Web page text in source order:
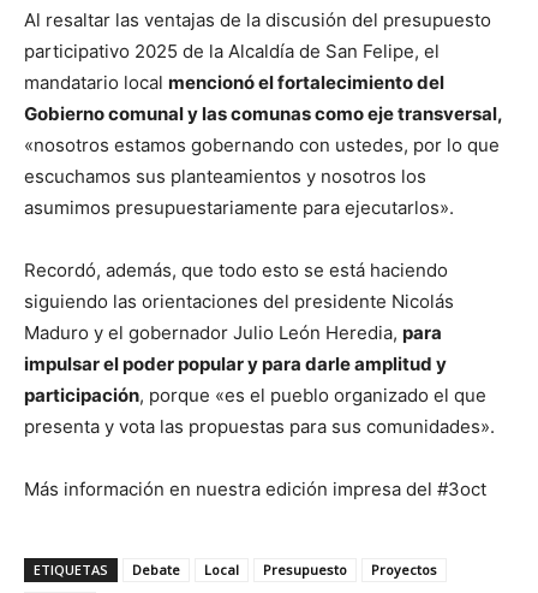
Al resaltar las ventajas de la discusión del presupuesto
participativo 2025 de la Alcaldía de San Felipe, el
mandatario local mencionó el fortalecimiento del
Gobierno comunal y las comunas como eje transversal,
«nosotros estamos gobernando con ustedes, por lo que
escuchamos sus planteamientos y nosotros los
asumimos presupuestariamente para ejecutarlos».
Recordó, además, que todo esto se está haciendo
siguiendo las orientaciones del presidente Nicolás
Maduro y el gobernador Julio León Heredia, para
impulsar el poder popular y para darle amplitud y
participación, porque «es el pueblo organizado el que
presenta y vota las propuestas para sus comunidades».
Más información en nuestra edición impresa del #3oct
ETIQUETAS Debate Local Presupuesto
Proyectos